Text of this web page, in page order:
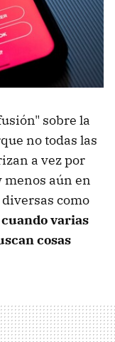
sobre la
no todas las
a vez por
menos aún en
como
cuando varias
cosas